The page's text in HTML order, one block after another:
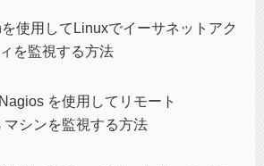
使用してLinuxでイーサネットアク
を監視する方法
を使用してリモート
マシンを監視する方法